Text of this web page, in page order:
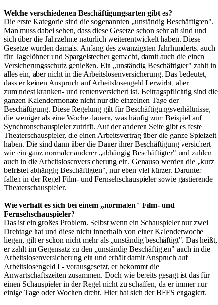
Welche verschiedenen Beschäftigungsarten gibt es?
Die erste Kategorie sind die sogenannten „unständig Beschäftigten".
Man muss dabei sehen, dass diese Gesetze schon sehr alt sind und
sich über die Jahrzehnte natürlich weiterentwickelt haben. Diese
Gesetze wurden damals, Anfang des zwanzigsten Jahrhunderts, auch
für Tagelöhner und Spargelstecher gemacht, damit auch die einen
Versicherungsschutz genießen. Ein „unständig Beschäftigter" zahlt in
alles ein, aber nicht in die Arbeitslosenversicherung. Das bedeutet,
dass er keinen Anspruch auf Arbeitslosengeld I erwirbt, aber
zumindest kranken- und rentenversichert ist. Beitragspflichtig sind die
ganzen Kalendermonate nicht nur die einzelnen Tage der
Beschäftigung. Diese Regelung gilt für Beschäftigungsverhältnisse,
die weniger als eine Woche dauern, was häufig zum Beispiel auf
Synchronschauspieler zutrifft. Auf der anderen Seite gibt es feste
Theaterschauspieler, die einen Arbeitsvertrag über die ganze Spielzeit
haben. Die sind dann über die Dauer ihrer Beschäftigung versichert
wie ein ganz normaler anderer „abhängig Beschäftigter" und zahlen
auch in die Arbeitslosenversicherung ein. Genauso werden die „kurz
befristet abhängig Beschäftigten", nur eben viel kürzer. Darunter
fallen in der Regel Film- und Fernsehschauspieler sowie gastierende
Theaterschauspieler.
Wie verhält es sich bei einem „normalen" Film- und
Fernsehschauspieler?
Das ist ein großes Problem. Selbst wenn ein Schauspieler nur zwei
Drehtage hat und diese nicht innerhalb von einer Kalenderwoche
liegen, gilt er schon nicht mehr als „unständig beschäftigt". Das heißt,
er zahlt im Gegensatz zu den „unständig Beschäftigten" auch in die
Arbeitslosenversicherung ein und erhält damit Anspruch auf
Arbeitslosengeld I - vorausgesetzt, er bekommt die
Anwartschaftszeiten zusammen. Doch wie bereits gesagt ist das für
einen Schauspieler in der Regel nicht zu schaffen, da er immer nur
einige Tage oder Wochen dreht. Hier hat sich der BFFS engagiert.